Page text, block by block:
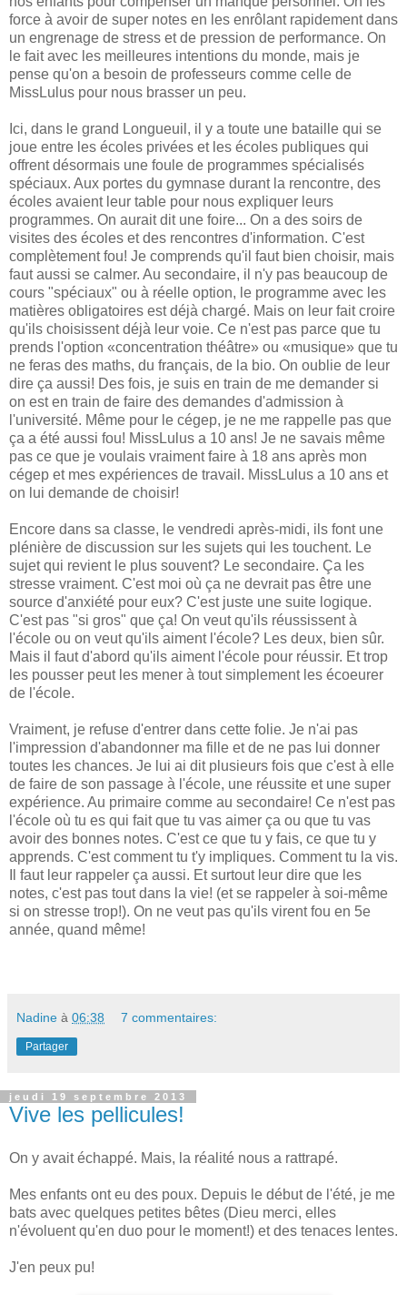
force à avoir de super notes en les enrôlant rapidement dans
un engrenage de stress et de pression de performance. On
le fait avec les meilleures intentions du monde, mais je
pense qu'on a besoin de professeurs comme celle de
MissLulus pour nous brasser un peu.
Ici, dans le grand Longueuil, il y a toute une bataille qui se
joue entre les écoles privées et les écoles publiques qui
offrent désormais une foule de programmes spécialisés
spéciaux. Aux portes du gymnase durant la rencontre, des
écoles avaient leur table pour nous expliquer leurs
programmes. On aurait dit une foire... On a des soirs de
visites des écoles et des rencontres d'information. C'est
complètement fou! Je comprends qu'il faut bien choisir, mais
faut aussi se calmer. Au secondaire, il n'y pas beaucoup de
cours "spéciaux" ou à réelle option, le programme avec les
matières obligatoires est déjà chargé. Mais on leur fait croire
qu'ils choisissent déjà leur voie. Ce n'est pas parce que tu
prends l'option «concentration théâtre» ou «musique» que tu
ne feras des maths, du français, de la bio. On oublie de leur
dire ça aussi! Des fois, je suis en train de me demander si
on est en train de faire des demandes d'admission à
l'université. Même pour le cégep, je ne me rappelle pas que
ça a été aussi fou! MissLulus a 10 ans! Je ne savais même
pas ce que je voulais vraiment faire à 18 ans après mon
cégep et mes expériences de travail. MissLulus a 10 ans et
on lui demande de choisir!
Encore dans sa classe, le vendredi après-midi, ils font une
plénière de discussion sur les sujets qui les touchent. Le
sujet qui revient le plus souvent? Le secondaire. Ça les
stresse vraiment. C'est moi où ça ne devrait pas être une
source d'anxiété pour eux? C'est juste une suite logique.
C'est pas "si gros" que ça! On veut qu'ils réussissent à
l'école ou on veut qu'ils aiment l'école? Les deux, bien sûr.
Mais il faut d'abord qu'ils aiment l'école pour réussir. Et trop
les pousser peut les mener à tout simplement les écoeurer
de l'école.
Vraiment, je refuse d'entrer dans cette folie. Je n'ai pas
l'impression d'abandonner ma fille et de ne pas lui donner
toutes les chances. Je lui ai dit plusieurs fois que c'est à elle
de faire de son passage à l'école, une réussite et une super
expérience. Au primaire comme au secondaire! Ce n'est pas
l'école où tu es qui fait que tu vas aimer ça ou que tu vas
avoir des bonnes notes. C'est ce que tu y fais, ce que tu y
apprends. C'est comment tu t'y impliques. Comment tu la vis.
Il faut leur rappeler ça aussi. Et surtout leur dire que les
notes, c'est pas tout dans la vie! (et se rappeler à soi-même
si on stresse trop!). On ne veut pas qu'ils virent fou en 5e
année, quand même!
Nadine à 06:38 7 commentaires:
Partager
jeudi 19 septembre 2013
Vive les pellicules!
On y avait échappé. Mais, la réalité nous a rattrapé.
Mes enfants ont eu des poux. Depuis le début de l'été, je me
bats avec quelques petites bêtes (Dieu merci, elles
n'évoluent qu'en duo pour le moment!) et des tenaces lentes.
J'en peux pu!